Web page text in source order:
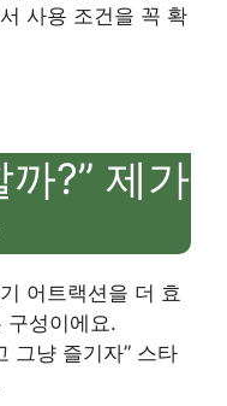
사용 조건을 꼭 확
?” 제가
어트랙션을 더 효
구성이에요.
그냥 즐기자” 스타